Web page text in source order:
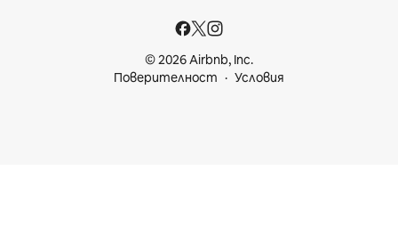
© 2026 Airbnb, Inc.
Поверителност
Условия